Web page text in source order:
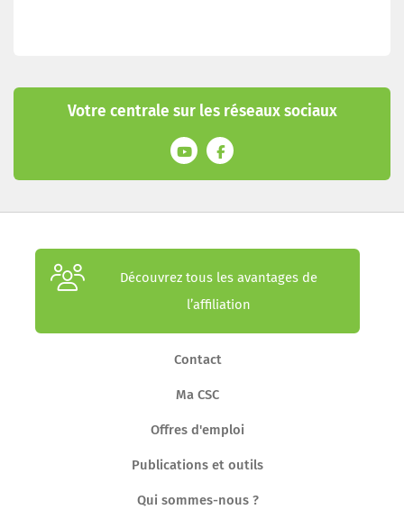
Votre centrale sur les réseaux sociaux
Découvrez tous les avantages de
l’affiliation
Contact
Ma CSC
Offres d'emploi
Publications et outils
Qui sommes-nous ?